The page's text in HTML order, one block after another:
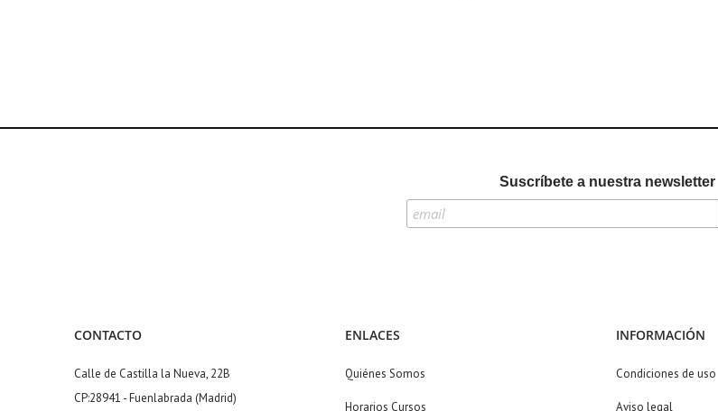
Suscríbete a nuestra newsletter
CONTACTO
Calle de Castilla la Nueva, 22B
CP:28941 - Fuenlabrada (Madrid)
ENLACES
Quiénes Somos
Horarios Cursos
INFORMACIÓN
Condiciones de uso
Aviso legal